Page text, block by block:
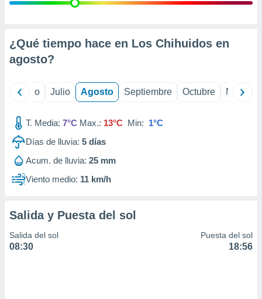
e
mediante
de
1199
¿Qué tiempo hace en Los Chihuidos en
agosto?
Junio Julio Agosto Septiembre Octubre
T. Media: 7°C Max.: 13°C Min: 1°C
Días de lluvia: 5 días
Acum. de lluvia: 25 mm
Viento medio: 11 km/h
Salida y Puesta del sol
Salida del sol
08:30
Puesta del sol
18:56